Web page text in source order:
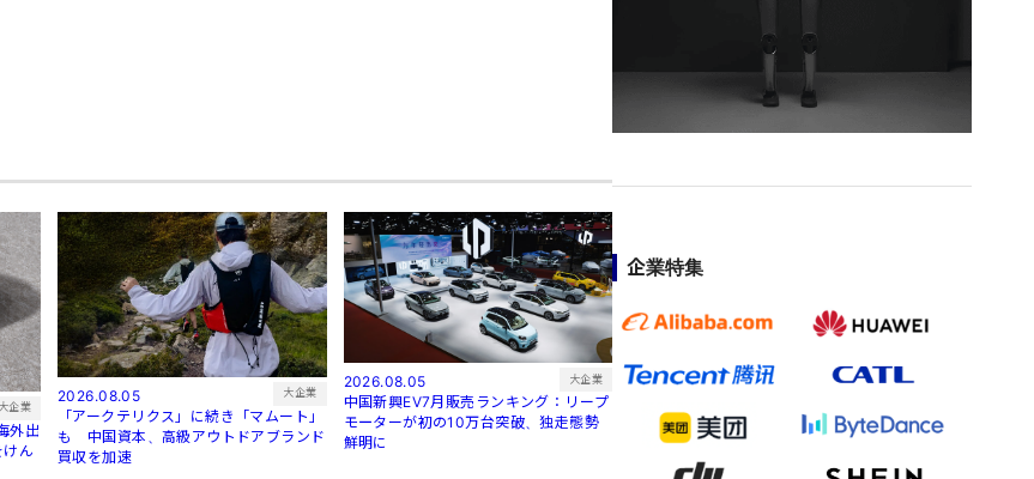
大企業
外出
ん
2026.08.05 大企業
「アークテリクス」に続き「マムート」
も 中国資本、高級アウトドアブランド
買収を加速
2026.08.05 大企業
中国新興EV7月販売ランキング：リープ
モーターが初の10万台突破、独走態勢
鮮明に
企業特集